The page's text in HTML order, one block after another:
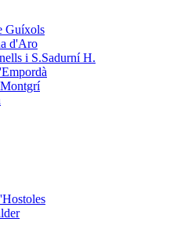
Guíxols
d'Aro
i S.Sadurní H.